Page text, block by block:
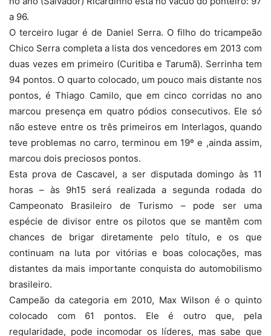
a 96.
O terceiro lugar é de Daniel Serra. O filho do tricampeão
Chico Serra completa a lista dos vencedores em 2013 com
duas vezes em primeiro (Curitiba e Tarumã). Serrinha tem
94 pontos. O quarto colocado, um pouco mais distante nos
pontos, é Thiago Camilo, que em cinco corridas no ano
marcou presença em quatro pódios consecutivos. Ele só
não esteve entre os três primeiros em Interlagos, quando
teve problemas no carro, terminou em 19º e ,ainda assim,
marcou dois preciosos pontos.
Esta prova de Cascavel, a ser disputada domingo às 11
horas – às 9h15 será realizada a segunda rodada do
Campeonato Brasileiro de Turismo – pode ser uma
espécie de divisor entre os pilotos que se mantêm com
chances de brigar diretamente pelo título, e os que
continuam na luta por vitórias e boas colocações, mas
distantes da mais importante conquista do automobilismo
brasileiro.
Campeão da categoria em 2010, Max Wilson é o quinto
colocado com 61 pontos. Ele é outro que, pela
regularidade, pode incomodar os líderes, mas sabe que